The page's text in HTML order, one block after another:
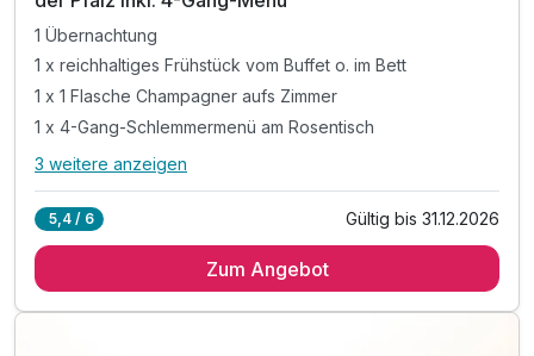
1 Übernachtung
1 x reichhaltiges Frühstück vom Buffet o. im Bett
1 x 1 Flasche Champagner aufs Zimmer
1 x 4-Gang-Schlemmermenü am Rosentisch
Alle Inklusivleistungen
1 x reichhaltiges Frühstück vom Buffet o. im Bett
3 weitere anzeigen
5,4 / 6 Gültig bis 31.12.2026
Zum Angebot